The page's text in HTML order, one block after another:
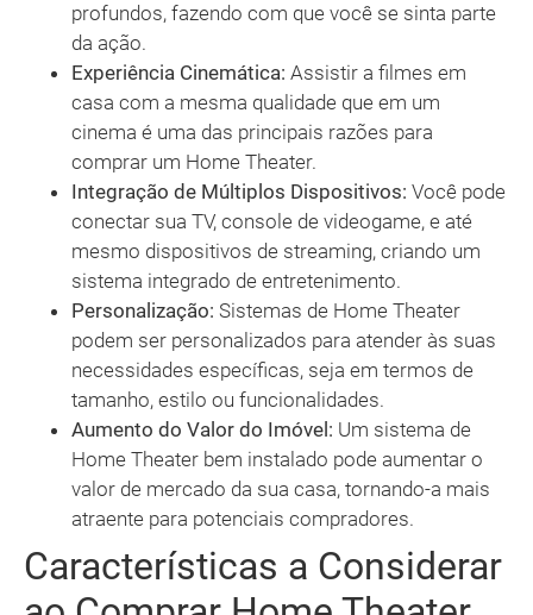
profundos, fazendo com que você se sinta parte
da ação.
Experiência Cinemática: Assistir a filmes em
casa com a mesma qualidade que em um
cinema é uma das principais razões para
comprar um Home Theater.
Integração de Múltiplos Dispositivos: Você pode
conectar sua TV, console de videogame, e até
mesmo dispositivos de streaming, criando um
sistema integrado de entretenimento.
Personalização: Sistemas de Home Theater
podem ser personalizados para atender às suas
necessidades específicas, seja em termos de
tamanho, estilo ou funcionalidades.
Aumento do Valor do Imóvel: Um sistema de
Home Theater bem instalado pode aumentar o
valor de mercado da sua casa, tornando-a mais
atraente para potenciais compradores.
Características a Considerar